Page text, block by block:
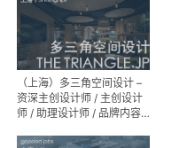
（上海）多三角空间设计 –
资深主创设计师 / 主创设计
师 / 助理设计师 / 品牌内容